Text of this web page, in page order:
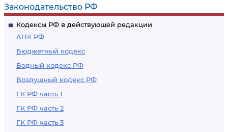
Законодательство РФ
Кодексы РФ в действующей редакции
АПК РФ
Бюджетный кодекс
Водный кодекс РФ
Воздушный кодекс РФ
ГК РФ часть 1
ГК РФ часть 2
ГК РФ часть 3